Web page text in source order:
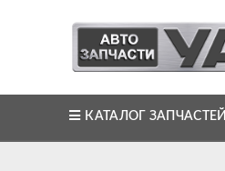
КАТАЛОГ ЗАПЧАСТЕЙ